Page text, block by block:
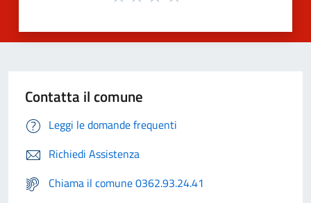
Contatta il comune
Leggi le domande frequenti
Richiedi Assistenza
Chiama il comune 0362.93.24.41